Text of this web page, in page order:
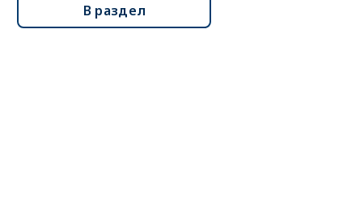
В раздел